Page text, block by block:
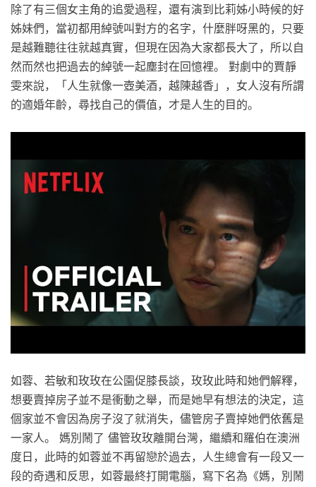
除了有三個女主角的追愛過程，還有演到比莉姊小時候的好
姊妹們，當初都用綽號叫對方的名字，什麼胖呀黑的，只要
是越難聽往往就越真實，但現在因為大家都長大了，所以自
然而然也把過去的綽號一起塵封在回憶裡。 對劇中的賈靜
雯來說，「人生就像一壺美酒，越陳越香」，女人沒有所謂
的適婚年齡，尋找自己的價值，才是人生的目的。
如蓉、若敏和玫玫在公園促膝長談，玫玫此時和她們解釋，
想要賣掉房子並不是衝動之舉，而是她早有想法的決定，這
個家並不會因為房子沒了就消失，儘管房子賣掉她們依舊是
一家人。 媽別鬧了 儘管玫玫離開台灣，繼續和羅伯在澳洲
度日，此時的如蓉並不再留戀於過去，人生總會有一段又一
段的奇遇和反思，如蓉最終打開電腦，寫下名為《媽，別鬧